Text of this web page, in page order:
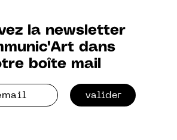
la newsletter
dans
boîte mail
valider